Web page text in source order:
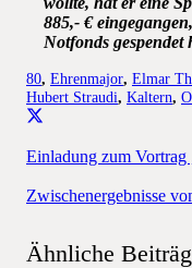
885,- €
Notfonds
80, Ehrenmajor, Elmar
Hubert Straudi, Kaltern,
Einladung zum Vortrag
Zwischenergebnisse
Ähnliche